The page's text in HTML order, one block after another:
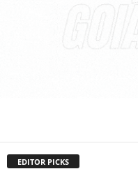
EDITOR PICKS